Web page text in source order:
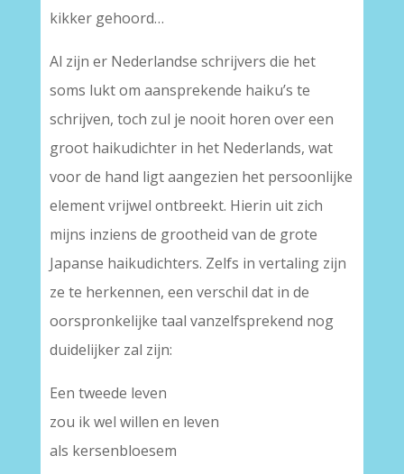
kikker gehoord…
Al zijn er Nederlandse schrijvers die het
soms lukt om aansprekende haiku’s te
schrijven, toch zul je nooit horen over een
groot haikudichter in het Nederlands, wat
voor de hand ligt aangezien het persoonlijke
element vrijwel ontbreekt. Hierin uit zich
mijns inziens de grootheid van de grote
Japanse haikudichters. Zelfs in vertaling zijn
ze te herkennen, een verschil dat in de
oorspronkelijke taal vanzelfsprekend nog
duidelijker zal zijn:
Een tweede leven
zou ik wel willen en leven
als kersenbloesem